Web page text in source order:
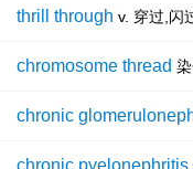
thrill through v. 穿过,闪
chromosome thread
chronic